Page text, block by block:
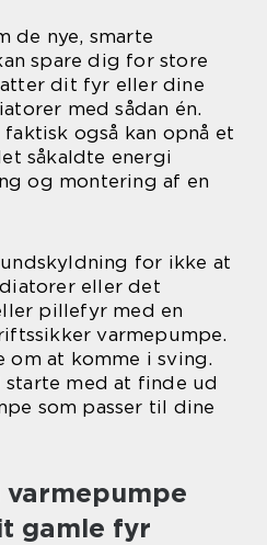
de nye, smarte
spare dig for store
dit fyr eller dine
med sådan én.
også kan opnå et
såkaldte energi
og montering af en
for ikke at
eller det
pillefyr med en
varmepumpe.
om at komme i sving.
starte med at finde ud
som passer til dine
gamle fyr